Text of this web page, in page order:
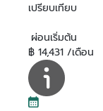
เปรียบเทียบ
ผ่อนเริ่มต้น
฿ 14,431 /เดือน